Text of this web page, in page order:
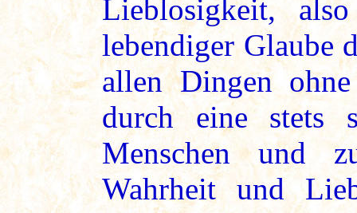
Lieblosigkeit,
lebendiger Glaube
allen Dingen
durch eine stets
Menschen und
Wahrheit und